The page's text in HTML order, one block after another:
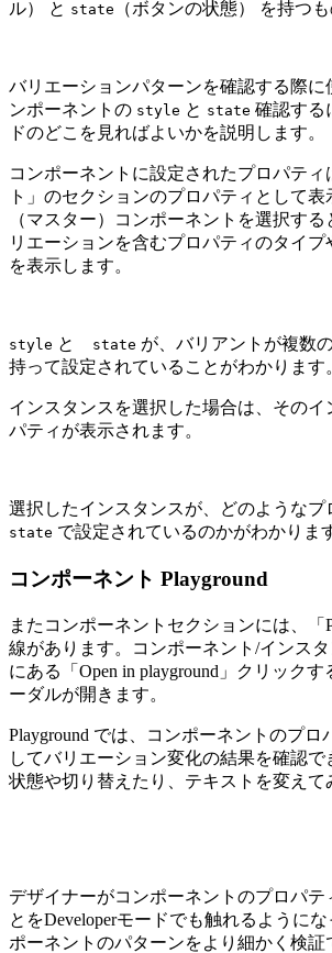
ル） と state （ボタンの状態） を持つも
バリエーションパターンを確認する際に
ンポーネントの style と state 確認する
ドのどこを見ればよいかを説明します。
コンポーネントに設定されたプロパティ
ト」のセクションのプロパティとして表
（マスター）コンポーネントを選択す
リエーションを含むプロパティのタイプ
を表示します。
style と state が、バリアントが複数
持って設定されていることがわかります
インスタンスを選択した場合は、そのイ
パティが表示されます。
選択したインスタンスが、どのようなプ
state で設定されているのかがわかりま
コンポーネント Playground
またコンポーネントセクションには、「
線があります。コンポーネント/インス
にある「Open in playground」クリックす
ーダルが開きます。
Playground では、コンポーネントのプロ
してバリエーション変化の結果を確認で
状態や切り替えたり、テキストを変えて
デザイナーがコンポーネントのプロパテ
とをDeveloperモードでも触れるように
ポーネントのパターンをより細かく検証